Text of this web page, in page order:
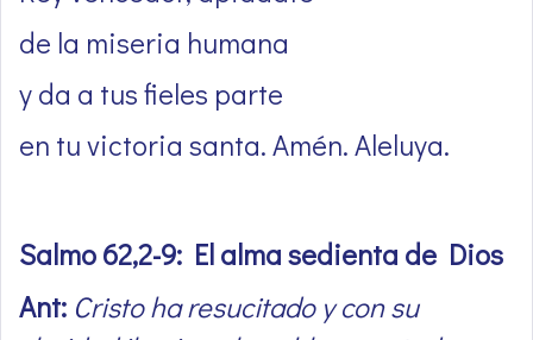
de la miseria humana
y da a tus fieles parte
en tu victoria santa. Amén. Aleluya.
Salmo 62,2-9: El alma sedienta de Dios
Ant: Cristo ha resucitado y con su